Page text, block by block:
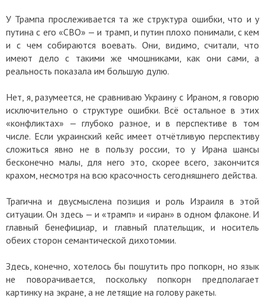
У Трампа прослеживается та же структура ошибки, что и у
путина с его «СВО» — и трамп, и путин плохо понимали, с кем
и с чем собираются воевать. Они, видимо, считали, что
имеют дело с такими же чмошниками, как они сами, а
реальность показала им большую дулю.
Нет, я, разумеется, не сравниваю Украину с Ираном, я говорю
исключительно о структуре ошибки. Всё остальное в этих
«конфликтах» — глубоко разное, и в перспективе в том
числе. Если украинский кейс имеет отчётливую перспективу
сложиться явно не в пользу россии, то у Ирана шансы
бесконечно малы, для него это, скорее всего, закончится
крахом, несмотря на всю красочность сегодняшнего действа.
Трагична и двусмыслена позиция и роль Израиля в этой
ситуации. Он здесь — и «трамп» и «иран» в одном флаконе. И
главный бенефициар, и главный плательщик, и носитель
обеих сторон семантической дихотомии.
Здесь, конечно, хотелось бы пошутить про попкорн, но язык
не поворачивается, поскольку попкорн предполагает
картинку на экране, а не летящие на голову ракеты.